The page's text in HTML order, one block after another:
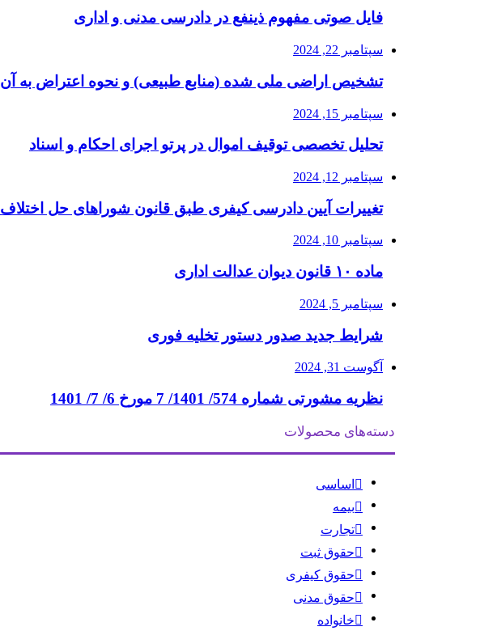
فایل صوتی مفهوم ذینفع در دادرسی مدنی و اداری
سپتامبر 22, 2024
تشخیص اراضی ملی شده (منابع طبیعی) و نحوه اعتراض به آن
سپتامبر 15, 2024
تحلیل تخصصی توقیف اموال در پرتو اجرای احکام و اسناد
سپتامبر 12, 2024
تغییرات آیین دادرسی کیفری طبق قانون شوراهای حل اختلاف
سپتامبر 10, 2024
ماده ۱۰ قانون دیوان عدالت اداری
سپتامبر 5, 2024
شرایط جدید صدور دستور تخلیه فوری
آگوست 31, 2024
نظریه مشورتی شماره 574/ 1401/ 7 مورخ 6/ 7/ 1401
دسته‌های محصولات
اساسی
بیمه
تجارت
حقوق ثبت
حقوق کیفری
حقوق مدنی
خانواده